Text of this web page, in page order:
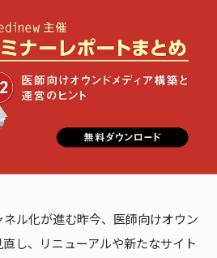
ル化が進む昨今、医師向けオウン
し、リニューアルや新たなサイト